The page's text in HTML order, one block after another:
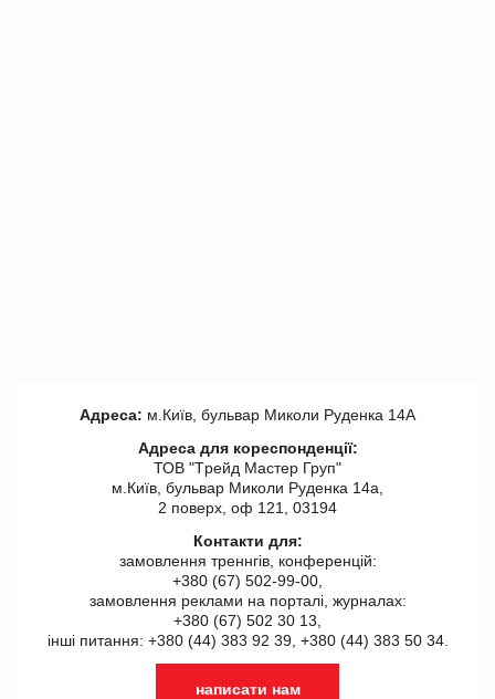
Адреса: м.Київ, бульвар Миколи Руденка 14А
Адреса для кореспонденції:
ТОВ "Tрейд Мастер Груп"
м.Київ, бульвар Миколи Руденка 14а,
2 поверх, оф 121, 03194
Контакти для:
замовлення треннгів, конференцій:
+380 (67) 502-99-00,
замовлення реклами на порталі, журналах:
+380 (67) 502 30 13,
інші питання: +380 (44) 383 92 39, +380 (44) 383 50 34.
написати нам